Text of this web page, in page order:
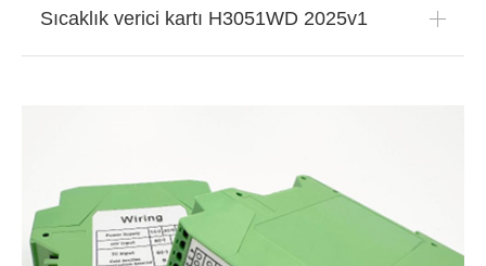
Sıcaklık verici kartı H3051WD 2025v1